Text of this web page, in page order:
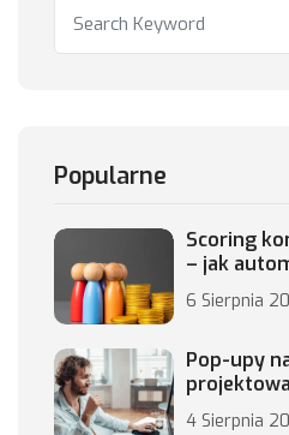
Popularne
Scoring
– jak
6 Sierpnia
Pop-upy
4 Sierpnia